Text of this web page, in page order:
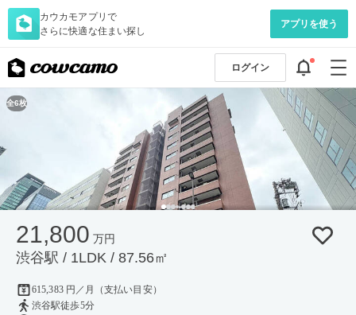
カウカモアプリで
さらに快適な住まい探し
アプリを使う
ログイン
全6枚
21,800 万円
渋谷駅 / 1LDK / 87.56㎡
615,383 円／月（支払い目安）
渋谷駅徒歩5分